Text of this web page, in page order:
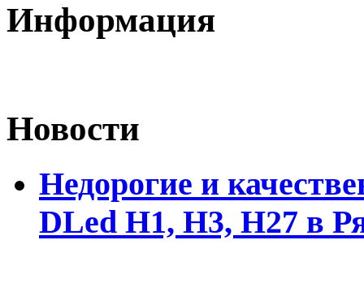
Информация
Новости
Недорогие и
DLed Н1, Н3, Н27 в